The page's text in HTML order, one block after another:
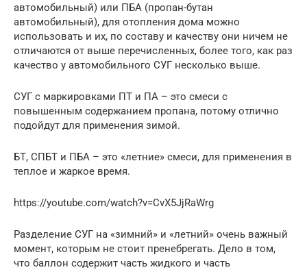
автомобильный) или ПБА (пропан-бутан
автомобильный), для отопления дома можно
использовать и их, по составу и качеству они ничем не
отличаются от выше перечисленных, более того, как раз
качество у автомобильного СУГ несколько выше.
СУГ с маркировками ПТ и ПА – это смеси с
повышенным содержанием пропана, потому отлично
подойдут для применения зимой.
БТ, СПБТ и ПБА – это «летние» смеси, для применения в
теплое и жаркое время.
https://youtube.com/watch?v=CvX5JjRaWrg
Разделение СУГ на «зимний» и «летний» очень важный
момент, которым не стоит пренебрегать. Дело в том,
что баллон содержит часть жидкого и часть